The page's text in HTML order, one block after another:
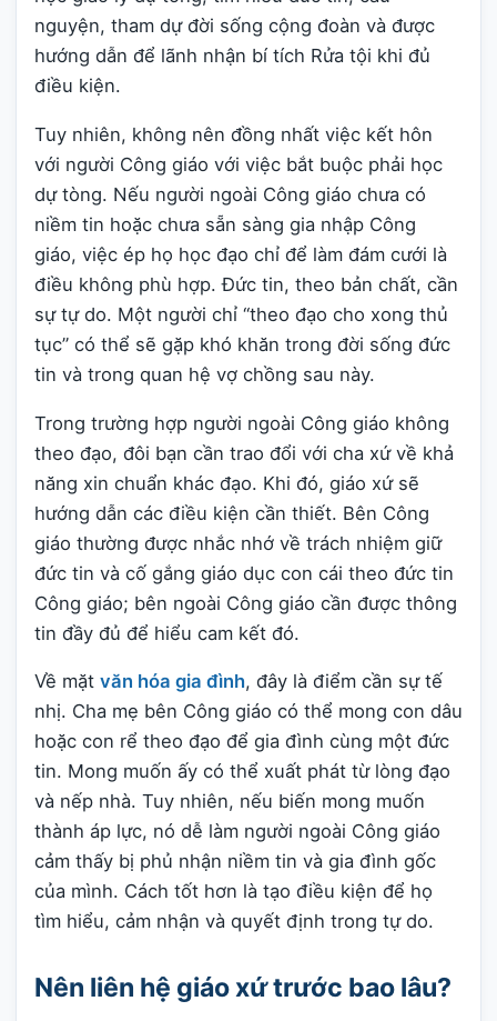
nguyện, tham dự đời sống cộng đoàn và được
hướng dẫn để lãnh nhận bí tích Rửa tội khi đủ
điều kiện.
Tuy nhiên, không nên đồng nhất việc kết hôn
với người Công giáo với việc bắt buộc phải học
dự tòng. Nếu người ngoài Công giáo chưa có
niềm tin hoặc chưa sẵn sàng gia nhập Công
giáo, việc ép họ học đạo chỉ để làm đám cưới là
điều không phù hợp. Đức tin, theo bản chất, cần
sự tự do. Một người chỉ “theo đạo cho xong thủ
tục” có thể sẽ gặp khó khăn trong đời sống đức
tin và trong quan hệ vợ chồng sau này.
Trong trường hợp người ngoài Công giáo không
theo đạo, đôi bạn cần trao đổi với cha xứ về khả
năng xin chuẩn khác đạo. Khi đó, giáo xứ sẽ
hướng dẫn các điều kiện cần thiết. Bên Công
giáo thường được nhắc nhớ về trách nhiệm giữ
đức tin và cố gắng giáo dục con cái theo đức tin
Công giáo; bên ngoài Công giáo cần được thông
tin đầy đủ để hiểu cam kết đó.
Về mặt văn hóa gia đình, đây là điểm cần sự tế
nhị. Cha mẹ bên Công giáo có thể mong con dâu
hoặc con rể theo đạo để gia đình cùng một đức
tin. Mong muốn ấy có thể xuất phát từ lòng đạo
và nếp nhà. Tuy nhiên, nếu biến mong muốn
thành áp lực, nó dễ làm người ngoài Công giáo
cảm thấy bị phủ nhận niềm tin và gia đình gốc
của mình. Cách tốt hơn là tạo điều kiện để họ
tìm hiểu, cảm nhận và quyết định trong tự do.
Nên liên hệ giáo xứ trước bao lâu?